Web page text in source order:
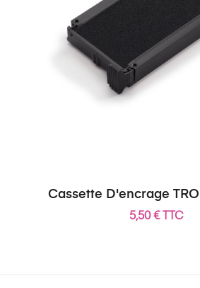
Cassette D'encrage
5,50 € TTC